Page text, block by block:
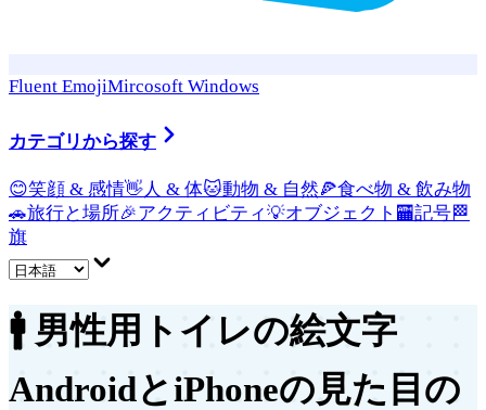
Fluent EmojiMircosoft Windows
カテゴリから探す
😊笑顔 & 感情👋 人 & 体🐱動物 & 自然🍕食べ物 & 飲み物
🚗旅行と場所🎉アクティビティ💡オブジェクト 🏧記号🏁
旗
🚹 男性用トイレの絵文字
AndroidとiPhoneの見た目の